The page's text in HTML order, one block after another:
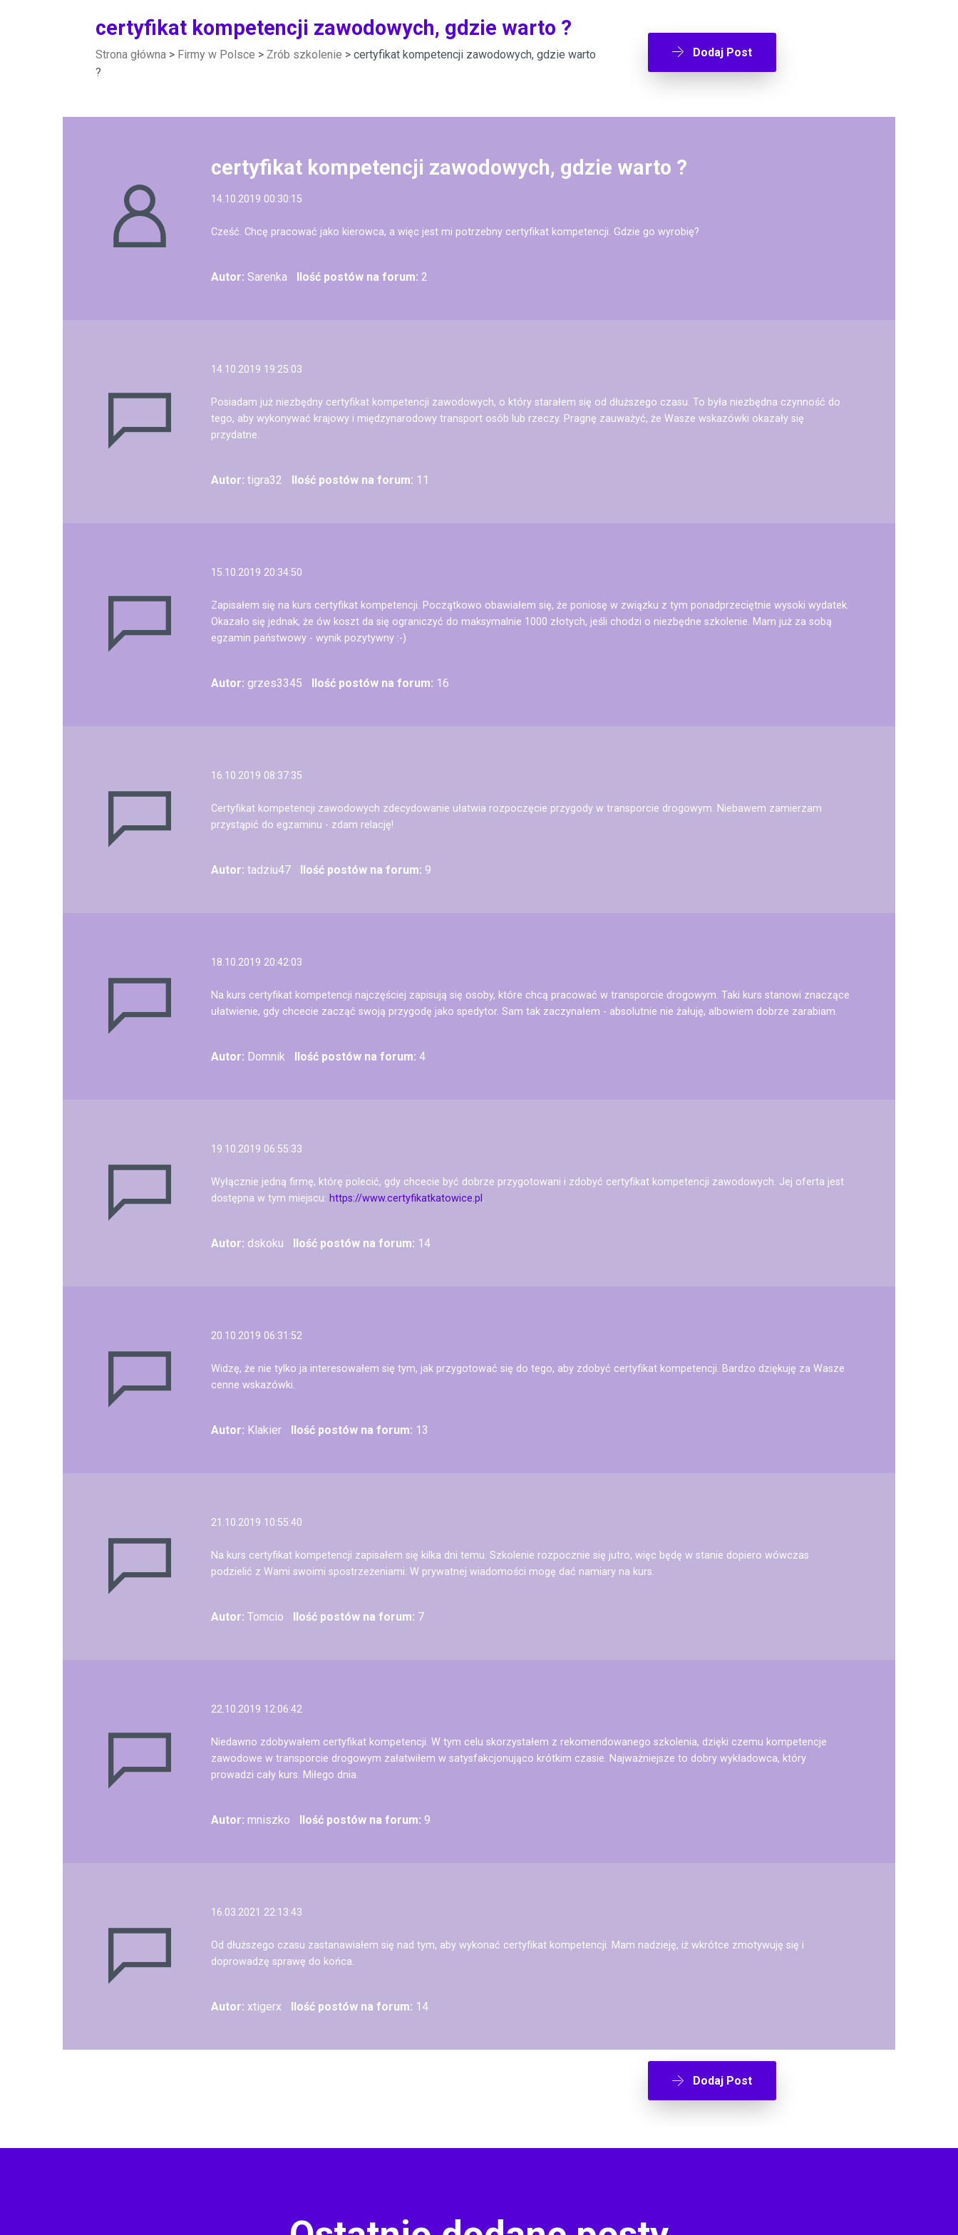
certyfikat kompetencji zawodowych, gdzie warto ?
Strona główna > Firmy w Polsce > Zrób szkolenie > certyfikat kompetencji zawodowych, gdzie warto
?
Dodaj Post
certyfikat kompetencji zawodowych, gdzie warto ?
14.10.2019 00:30:15
Cześć. Chcę pracować jako kierowca, a więc jest mi potrzebny certyfikat kompetencji. Gdzie go wyrobię?
Autor: Sarenka Ilość postów na forum: 2
14.10.2019 19:25:03
Posiadam już niezbędny certyfikat kompetencji zawodowych, o który starałem się od dłuższego czasu. To była niezbędna czynność do
tego, aby wykonywać krajowy i międzynarodowy transport osób lub rzeczy. Pragnę zauważyć, że Wasze wskazówki okazały się
przydatne.
Autor: tigra32 Ilość postów na forum: 11
15.10.2019 20:34:50
Zapisałem się na kurs certyfikat kompetencji. Początkowo obawiałem się, że poniosę w związku z tym ponadprzeciętnie wysoki wydatek.
Okazało się jednak, że ów koszt da się ograniczyć do maksymalnie 1000 złotych, jeśli chodzi o niezbędne szkolenie. Mam już za sobą
egzamin państwowy - wynik pozytywny :-)
Autor: grzes3345 Ilość postów na forum: 16
16.10.2019 08:37:35
Certyfikat kompetencji zawodowych zdecydowanie ułatwia rozpoczęcie przygody w transporcie drogowym. Niebawem zamierzam
przystąpić do egzaminu - zdam relację!
Autor: tadziu47 Ilość postów na forum: 9
18.10.2019 20:42:03
Na kurs certyfikat kompetencji najczęściej zapisują się osoby, które chcą pracować w transporcie drogowym. Taki kurs stanowi znaczące
ułatwienie, gdy chcecie zacząć swoją przygodę jako spedytor. Sam tak zaczynałem - absolutnie nie żałuję, albowiem dobrze zarabiam.
Autor: Domnik Ilość postów na forum: 4
19.10.2019 06:55:33
Wyłącznie jedną firmę, którę polecić, gdy chcecie być dobrze przygotowani i zdobyć certyfikat kompetencji zawodowych. Jej oferta jest
dostępna w tym miejscu: https://www.certyfikatkatowice.pl .
Autor: dskoku Ilość postów na forum: 14
20.10.2019 06:31:52
Widzę, że nie tylko ja interesowałem się tym, jak przygotować się do tego, aby zdobyć certyfikat kompetencji. Bardzo dziękuję za Wasze
cenne wskazówki.
Autor: Klakier Ilość postów na forum: 13
21.10.2019 10:55:40
Na kurs certyfikat kompetencji zapisałem się kilka dni temu. Szkolenie rozpocznie się jutro, więc będę w stanie dopiero wówczas
podzielić z Wami swoimi spostrzeżeniami. W prywatnej wiadomości mogę dać namiary na kurs.
Autor: Tomcio Ilość postów na forum: 7
22.10.2019 12:06:42
Niedawno zdobywałem certyfikat kompetencji. W tym celu skorzystałem z rekomendowanego szkolenia, dzięki czemu kompetencje
zawodowe w transporcie drogowym załatwiłem w satysfakcjonująco krótkim czasie. Najważniejsze to dobry wykładowca, który
prowadzi cały kurs. Miłego dnia.
Autor: mniszko Ilość postów na forum: 9
16.03.2021 22:13:43
Od dłuższego czasu zastanawiałem się nad tym, aby wykonać certyfikat kompetencji. Mam nadzieję, iż wkrótce zmotywuję się i
doprowadzę sprawę do końca.
Autor: xtigerx Ilość postów na forum: 14
Dodaj Post